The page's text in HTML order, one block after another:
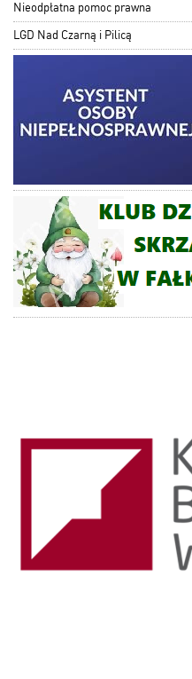
Nieodpłatna pomoc prawna
LGD Nad Czarną i Pilicą